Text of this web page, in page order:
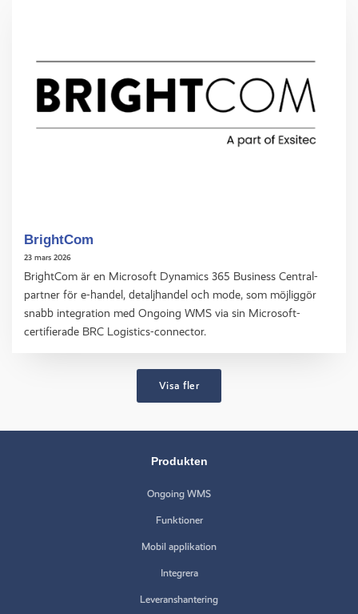
BrightCom
23 mars 2026
BrightCom är en Microsoft Dynamics 365 Business Central-
partner för e-handel, detaljhandel och mode, som möjliggör
snabb integration med Ongoing WMS via sin Microsoft-
certifierade BRC Logistics-connector.
Visa fler
Produkten
Ongoing WMS
Funktioner
Mobil applikation
Integrera
Leveranshantering